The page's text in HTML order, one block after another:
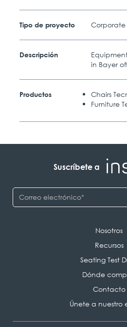
Tipo de proyecto Corporate
Descripción
in Bayer
Productos
Chairs
Furniture
Suscríbete a
Nosotros
Recursos
Seating Test
Dónde
Contacto
Únete a nuestro